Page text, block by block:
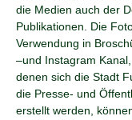
die Medien auch der
Publikationen. Die
Verwendung in
–und Instagram
denen sich die Stadt
die Presse- und
erstellt werden,